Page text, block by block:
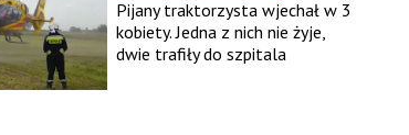
Pijany traktorzysta wjechał w 3
kobiety. Jedna z nich nie żyje,
dwie trafiły do szpitala